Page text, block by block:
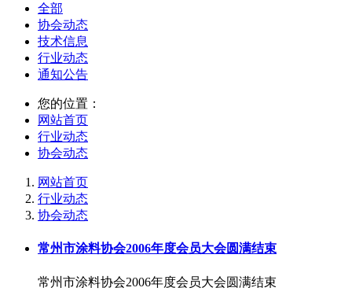
全部
协会动态
技术信息
行业动态
通知公告
您的位置：
网站首页
行业动态
协会动态
网站首页
行业动态
协会动态
常州市涂料协会2006年度会员大会圆满结束
常州市涂料协会2006年度会员大会圆满结束